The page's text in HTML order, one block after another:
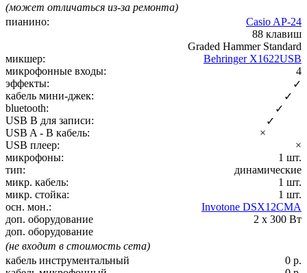
(может отличаться из-за ремонта)
пианино:
Casio AP-24
88 клавиш
Graded Hammer Standard
микшер:
Behringer X1622USB
микрофонные входы:
4
эффекты:
✓
кабель мини-джек:
✓
bluetooth:
✓
USB B для записи:
✓
USB A - B кабель:
×
USB плеер:
×
микрофоны:
1 шт.
тип:
динамические
микр. кабель:
1 шт.
микр. стойка:
1 шт.
осн. мон.:
Invotone DSX12CMA
2 х 300 Вт
доп. оборудование
доп. оборудование
(не входит в стоимость сета)
кабель инструментальный
0 р.